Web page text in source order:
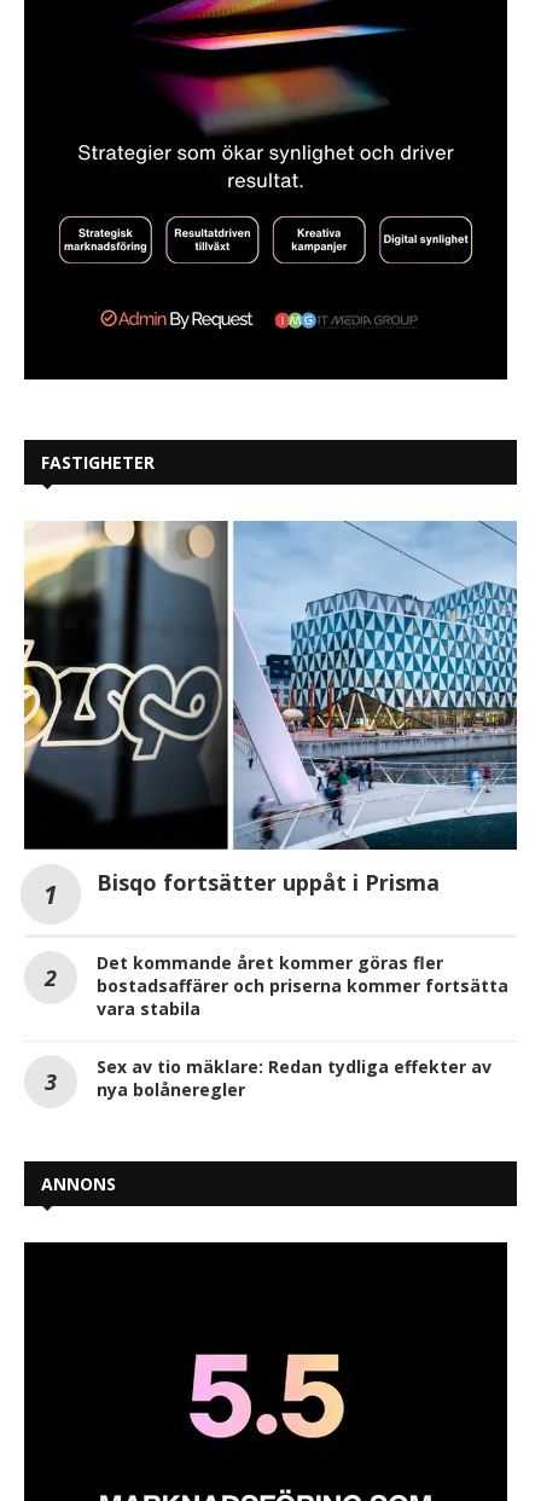
FASTIGHETER
Bisqo fortsätter uppåt i Prisma
Det kommande året kommer göras fler
bostadsaffärer och priserna kommer fortsätta
vara stabila
Sex av tio mäklare: Redan tydliga effekter av
nya bolåneregler
ANNONS